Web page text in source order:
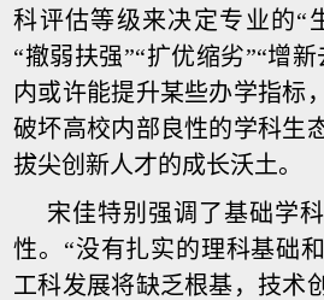
科评估等级来决定专业的“
“撤弱扶强”“扩优缩劣”“增
内或许能提升某些办学指标
破坏高校内部良性的学科生
拔尖创新人才的成长沃土。
宋佳特别强调了基础学
性。“没有扎实的理科基础
工科发展将缺乏根基，技术